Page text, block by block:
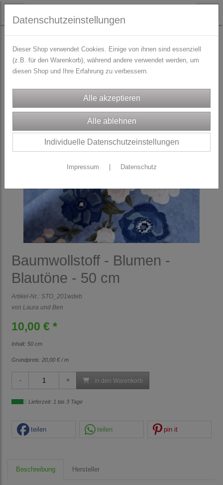
STOFFE Dirndl/Trachtenstoffe
Baumwollstoff - Blumen -
Blautöne - 50 cm
Artikel-Nr.: STO_201wdeb
von Laura und Ben
10,00 € *
Inhalt: 50 cm
Grundpreis: 20,00 € / m
in den Warenkorb
Lieferzeit: 1 bis 3 Tage
teilen teilen pin it
Beschreibung Hersteller
Datenschutzeinstellungen
Dieser Shop verwendet Cookies. Einige von ihnen sind essenziell
(z.B. für den Warenkorb), während andere verwendet werden, um
diesen Shop und Ihre Erfahrung zu verbessern.
Individuelle Datenschutzeinstellungen
Impressum Datenschutz